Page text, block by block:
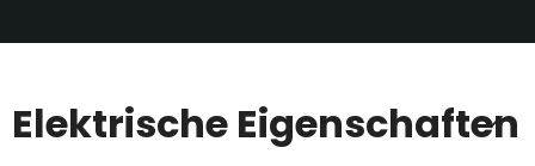
Elektrische Eigenschaften